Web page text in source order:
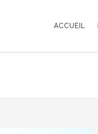
ACCUEIL